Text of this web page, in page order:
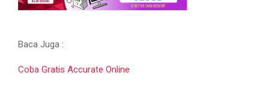
Baca Juga :
Coba Gratis Accurate Online